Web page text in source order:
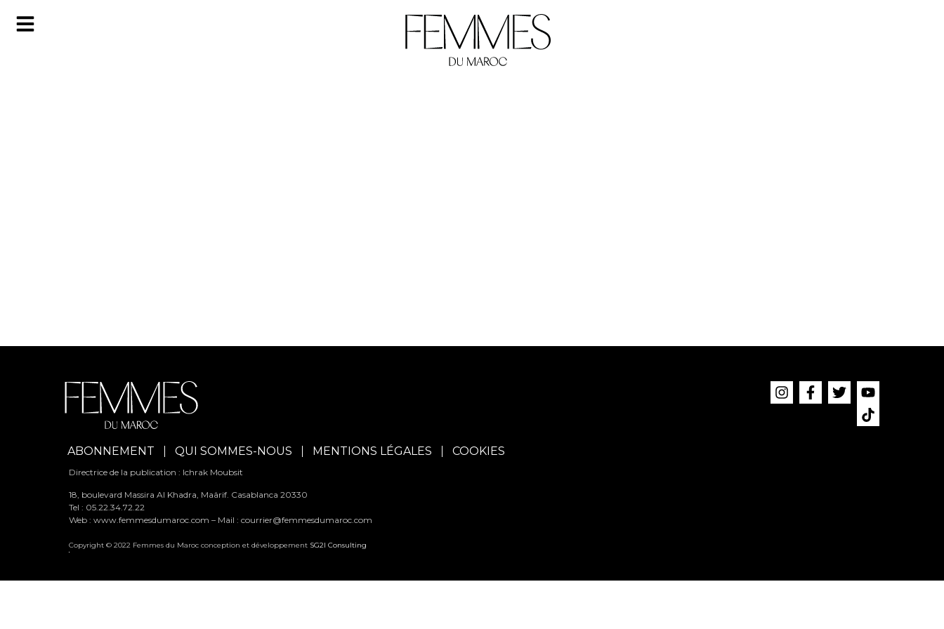
ABONNEMENT QUI SOMMES-NOUS MENTIONS LÉGALES COOKIES
Directrice de la publication : Ichrak Moubsit
18, boulevard Massira Al Khadra, Maârif. Casablanca 20330
Tel : 05.22.34.72.22
Web : www.femmesdumaroc.com – Mail : courrier@femmesdumaroc.com
Copyright © 2022 Femmes du Maroc conception et développement SG2I Consulting